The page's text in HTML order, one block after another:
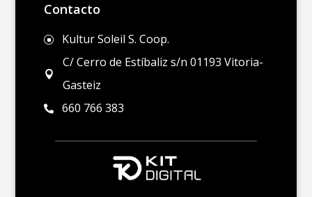
Contacto
] Kultur Soleil S. Coop.

C/ Cerro de Estíbaliz s/n 01193 Vitoria-
Gasteiz
 660 766 383